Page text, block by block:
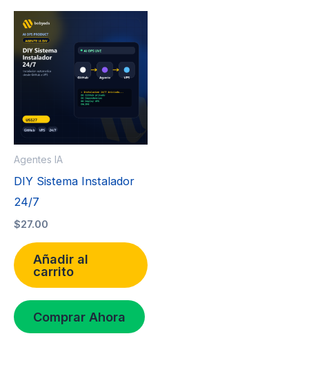
Agentes IA
DIY Sistema Instalador
24/7
$27.00
Añadir al
carrito
Comprar Ahora